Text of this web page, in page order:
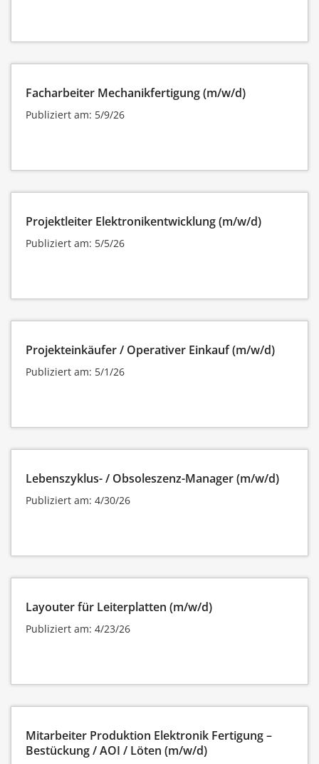
Facharbeiter Mechanikfertigung (m/w/d)
Publiziert am: 5/9/26
Projektleiter Elektronikentwicklung (m/w/d)
Publiziert am: 5/5/26
Projekteinkäufer / Operativer Einkauf (m/w/d)
Publiziert am: 5/1/26
Lebenszyklus- / Obsoleszenz-Manager (m/w/d)
Publiziert am: 4/30/26
Layouter für Leiterplatten (m/w/d)
Publiziert am: 4/23/26
Mitarbeiter Produktion Elektronik Fertigung –
Bestückung / AOI / Löten (m/w/d)